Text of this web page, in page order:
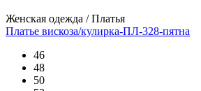
Женская одежда / Платья
Платье вискоза/кулирка-ПЛ-328-пятна
46
48
50